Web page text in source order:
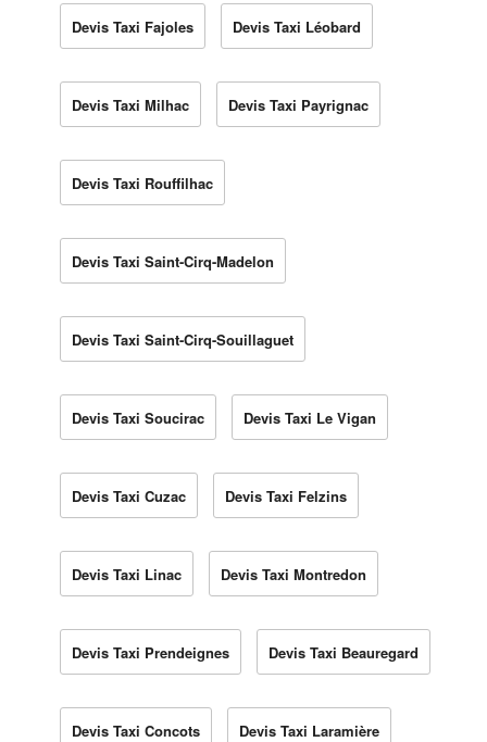
Devis Taxi Fajoles Devis Taxi Léobard
Devis Taxi Milhac Devis Taxi Payrignac
Devis Taxi Rouffilhac
Devis Taxi Saint-Cirq-Madelon
Devis Taxi Saint-Cirq-Souillaguet
Devis Taxi Soucirac Devis Taxi Le Vigan
Devis Taxi Cuzac Devis Taxi Felzins
Devis Taxi Linac Devis Taxi Montredon
Devis Taxi Prendeignes Devis Taxi Beauregard
Devis Taxi Concots Devis Taxi Laramière